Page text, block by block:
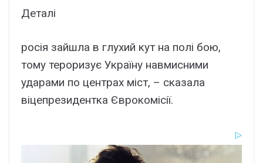
Деталі
росія зайшла в глухий кут на полі бою,
тому тероризує Україну навмисними
ударами по центрах міст, – сказала
віцепрезидентка Єврокомісії.